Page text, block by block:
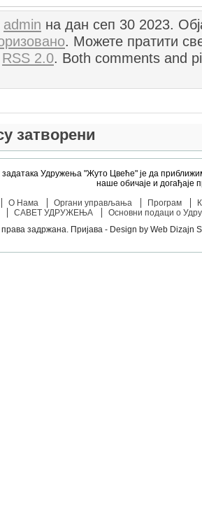
admin на дан сеп 30 2023.
. Можете пратити
RSS 2.0. Both comments and
затворени
задатака Удружења "Жуто Цвеће" је да
наше обичаје и догађаје
О Нама Органи управљања Програм
САВЕТ УДРУЖЕЊА
Основни подаци о
права задржана. Пријава - Design by Web Dizajn